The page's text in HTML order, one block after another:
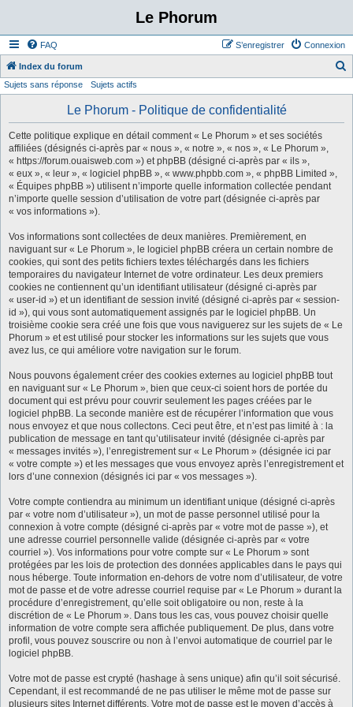
Le Phorum
FAQ Connexion
S’enregistrer
Index du forum
Sujets sans réponse Sujets actifs
Le Phorum - Politique de confidentialité
Cette politique explique en détail comment « Le Phorum » et ses sociétés
affiliées (désignés ci-après par « nous », « notre », « nos », « Le Phorum »,
« https://forum.ouaisweb.com ») et phpBB (désigné ci-après par « ils »,
« eux », « leur », « logiciel phpBB », « www.phpbb.com », « phpBB Limited »,
« Équipes phpBB ») utilisent n’importe quelle information collectée pendant
n’importe quelle session d’utilisation de votre part (désignée ci-après par
« vos informations »).
Vos informations sont collectées de deux manières. Premièrement, en
naviguant sur « Le Phorum », le logiciel phpBB créera un certain nombre de
cookies, qui sont des petits fichiers textes téléchargés dans les fichiers
temporaires du navigateur Internet de votre ordinateur. Les deux premiers
cookies ne contiennent qu’un identifiant utilisateur (désigné ci-après par
« user-id ») et un identifiant de session invité (désigné ci-après par « session-
id »), qui vous sont automatiquement assignés par le logiciel phpBB. Un
troisième cookie sera créé une fois que vous naviguerez sur les sujets de « Le
Phorum » et est utilisé pour stocker les informations sur les sujets que vous
avez lus, ce qui améliore votre navigation sur le forum.
Nous pouvons également créer des cookies externes au logiciel phpBB tout
en naviguant sur « Le Phorum », bien que ceux-ci soient hors de portée du
document qui est prévu pour couvrir seulement les pages créées par le
logiciel phpBB. La seconde manière est de récupérer l’information que vous
nous envoyez et que nous collectons. Ceci peut être, et n’est pas limité à : la
publication de message en tant qu’utilisateur invité (désignée ci-après par
« messages invités »), l’enregistrement sur « Le Phorum » (désignée ici par
« votre compte ») et les messages que vous envoyez après l’enregistrement et
lors d’une connexion (désignés ici par « vos messages »).
Votre compte contiendra au minimum un identifiant unique (désigné ci-après
par « votre nom d’utilisateur »), un mot de passe personnel utilisé pour la
connexion à votre compte (désigné ci-après par « votre mot de passe »), et
une adresse courriel personnelle valide (désignée ci-après par « votre
courriel »). Vos informations pour votre compte sur « Le Phorum » sont
protégées par les lois de protection des données applicables dans le pays qui
nous héberge. Toute information en-dehors de votre nom d’utilisateur, de votre
mot de passe et de votre adresse courriel requise par « Le Phorum » durant la
procédure d’enregistrement, qu’elle soit obligatoire ou non, reste à la
discrétion de « Le Phorum ». Dans tous les cas, vous pouvez choisir quelle
information de votre compte sera affichée publiquement. De plus, dans votre
profil, vous pouvez souscrire ou non à l’envoi automatique de courriel par le
logiciel phpBB.
Votre mot de passe est crypté (hashage à sens unique) afin qu’il soit sécurisé.
Cependant, il est recommandé de ne pas utiliser le même mot de passe sur
plusieurs sites Internet différents. Votre mot de passe est le moyen d’accès à